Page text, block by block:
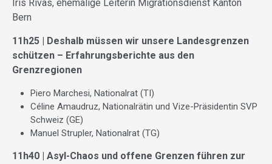
Iris Rivas, ehemalige Leiterin Migrationsdienst Kanton
Bern
11h25 | Deshalb müssen wir unsere Landesgrenzen
schützen – Erfahrungsberichte aus den
Grenzregionen
Piero Marchesi, Nationalrat (TI)
Céline Amaudruz, Nationalrätin und Vize-Präsidentin SVP
Schweiz (GE)
Manuel Strupler, Nationalrat (TG)
11h40 | Asyl-Chaos und offene Grenzen führen zur